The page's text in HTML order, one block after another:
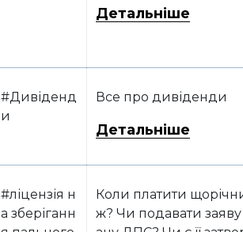
Детальніше
#Дивіденд
и
Все про дивіденди
Детальніше
#ліцензія н
а зберіганн
Коли платити
ж? Чи подавати